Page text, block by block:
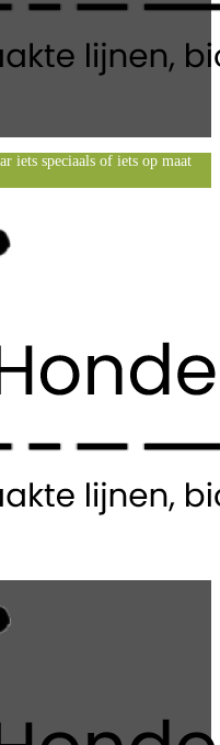
iets speciaals of iets op maat